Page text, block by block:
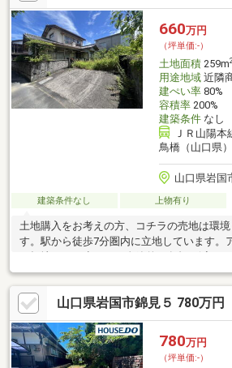
660万円
（坪単価:-）
土地面積259m
用途地域近隣
建ぺい率80%
容積率200%
建築条件なし
ＪＲ山陽
鳥橋（山口県
山口県岩国
建築条件なし 上物有り
土地購入をお考えの方、コチラの売地は環
す。駅から徒歩7分圏内に立地しています。
価格は安く抑えましょう。こちらは660万円
は住宅用地です。近くの商業地域には、近
る店舗が多く建てられています。15m以上の
山口県岩国市錦見５ 780万円
780万円
（坪単価:-）